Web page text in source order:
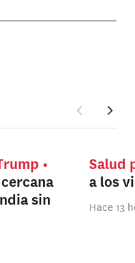
sin
Salud
a los
Hace 13